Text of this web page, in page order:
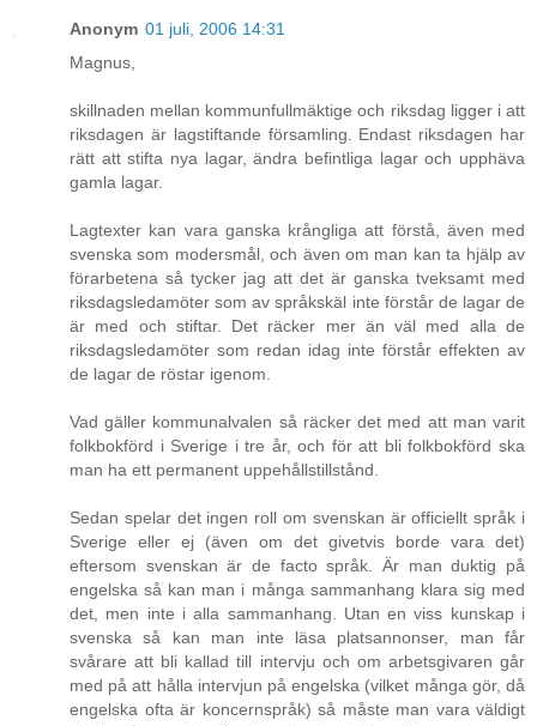
Anonym 01 juli, 2006 14:31
Magnus,
skillnaden mellan kommunfullmäktige och riksdag ligger i att
riksdagen är lagstiftande församling. Endast riksdagen har
rätt att stifta nya lagar, ändra befintliga lagar och upphäva
gamla lagar.
Lagtexter kan vara ganska krångliga att förstå, även med
svenska som modersmål, och även om man kan ta hjälp av
förarbetena så tycker jag att det är ganska tveksamt med
riksdagsledamöter som av språkskäl inte förstår de lagar de
är med och stiftar. Det räcker mer än väl med alla de
riksdagsledamöter som redan idag inte förstår effekten av
de lagar de röstar igenom.
Vad gäller kommunalvalen så räcker det med att man varit
folkbokförd i Sverige i tre år, och för att bli folkbokförd ska
man ha ett permanent uppehållstillstånd.
Sedan spelar det ingen roll om svenskan är officiellt språk i
Sverige eller ej (även om det givetvis borde vara det)
eftersom svenskan är de facto språk. Är man duktig på
engelska så kan man i många sammanhang klara sig med
det, men inte i alla sammanhang. Utan en viss kunskap i
svenska så kan man inte läsa platsannonser, man får
svårare att bli kallad till intervju och om arbetsgivaren går
med på att hålla intervjun på engelska (vilket många gör, då
engelska ofta är koncernspråk) så måste man vara väldigt